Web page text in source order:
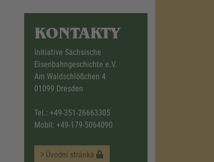
KONTAKTY
Initiative Sächsische
Eisenbahngeschichte e.V.
Am Waldschlößchen 4
01099 Dresden
Tel.: +49-351-26663305
Mobil: +49-179-5064090
Úvodní stránka